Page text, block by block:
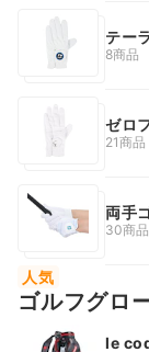
テー
8商品
ゼロ
21商品
両手
30商品
人気
ゴルフグロ
le